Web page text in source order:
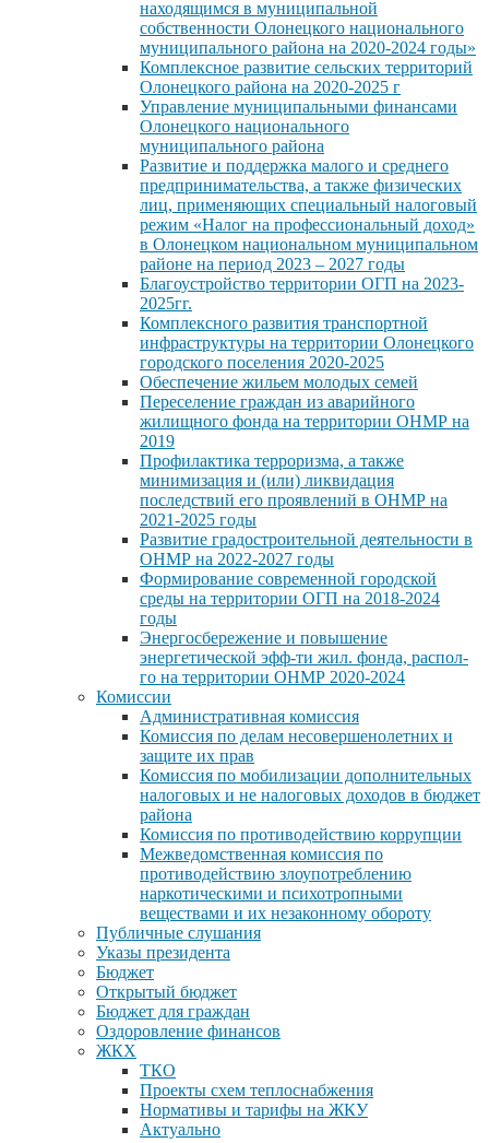
находящимся в муниципальной
собственности Олонецкого национального
муниципального района на 2020-2024 годы»
Комплексное развитие сельских территорий
Олонецкого района на 2020-2025 г
Управление муниципальными финансами
Олонецкого национального
муниципального района
Развитие и поддержка малого и среднего
предпринимательства, а также физических
лиц, применяющих специальный налоговый
режим «Налог на профессиональный доход»
в Олонецком национальном муниципальном
районе на период 2023 – 2027 годы
Благоустройство территории ОГП на 2023-
2025гг.
Комплексного развития транспортной
инфраструктуры на территории Олонецкого
городского поселения 2020-2025
Обеспечение жильем молодых семей
Переселение граждан из аварийного
жилищного фонда на территории ОНМР на
2019
Профилактика терроризма, а также
минимизация и (или) ликвидация
последствий его проявлений в ОНМР на
2021-2025 годы
Развитие градостроительной деятельности в
ОНМР на 2022-2027 годы
Формирование современной городской
среды на территории ОГП на 2018-2024
годы
Энергосбережение и повышение
энергетической эфф-ти жил. фонда, распол-
го на территории ОНМР 2020-2024
Комиссии
Административная комиссия
Комиссия по делам несовершенолетних и
защите их прав
Комиссия по мобилизации дополнительных
налоговых и не налоговых доходов в бюджет
района
Комиссия по противодействию коррупции
Межведомственная комиссия по
противодействию злоупотреблению
наркотическими и психотропными
веществами и их незаконному обороту
Публичные слушания
Указы президента
Бюджет
Открытый бюджет
Бюджет для граждан
Оздоровление финансов
ЖКХ
ТКО
Проекты схем теплоснабжения
Нормативы и тарифы на ЖКУ
Актуально